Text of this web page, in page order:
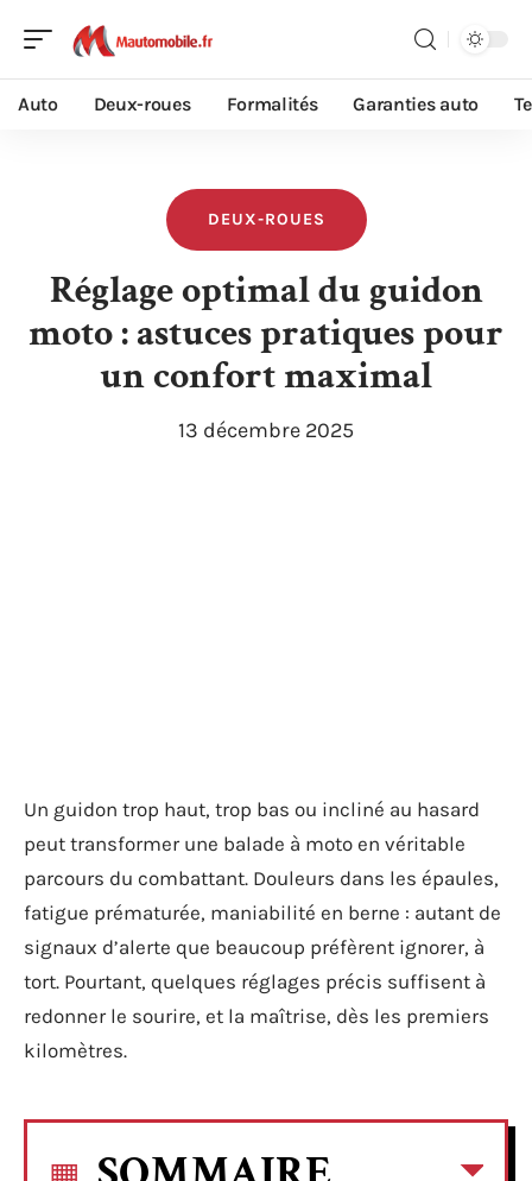
Auto Deux-roues Formalités Garanties auto
DEUX-ROUES
Réglage optimal du guidon
moto : astuces pratiques pour
un confort maximal
13 décembre 2025
Un guidon trop haut, trop bas ou incliné au hasard
peut transformer une balade à moto en véritable
parcours du combattant. Douleurs dans les épaules,
fatigue prématurée, maniabilité en berne : autant de
signaux d’alerte que beaucoup préfèrent ignorer, à
tort. Pourtant, quelques réglages précis suffisent à
redonner le sourire, et la maîtrise, dès les premiers
kilomètres.